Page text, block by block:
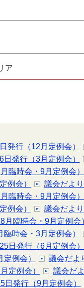
行（12月定例会）
発行（3月定例会）
臨時会・9月定例会）
例会）
議会だよ
臨時会・9月定例会）
例会）
議会だよ
臨時会・9月定例会
時会・3月定例会）
日発行（6月定例会）
例会）
議会だよ
定例会）
議会だ
発行（9月定例会）